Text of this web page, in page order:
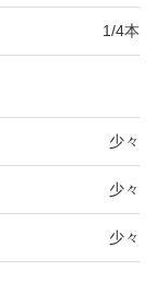
1/4本
少々
少々
少々